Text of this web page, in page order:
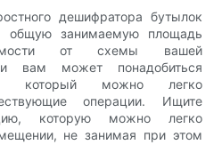
дешифратора бутылок
общую занимаемую площадь
от схемы вашей
вам может понадобиться
который можно легко
операции. Ищите
которую можно легко
не занимая при этом